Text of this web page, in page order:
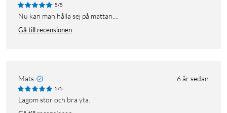
5/5
Nu kan man hålla sej på mattan....
Gå till recensionen
Mats 6 år sedan
5/5
Lagom stor och bra yta.